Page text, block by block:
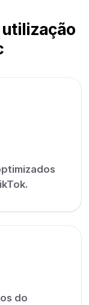
utilização
do